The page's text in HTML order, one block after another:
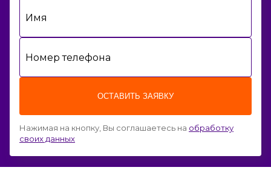
Имя
Номер телефона
ОСТАВИТЬ ЗАЯВКУ
Нажимая на кнопку, Вы соглашаетесь на обработку
своих данных